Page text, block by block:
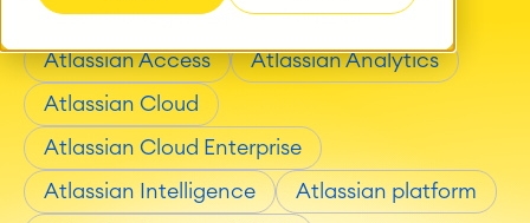
Asset Management Atlassian
Atlassian Access Atlassian Analytics
Atlassian Cloud
Atlassian Cloud Enterprise
Atlassian Intelligence Atlassian platform